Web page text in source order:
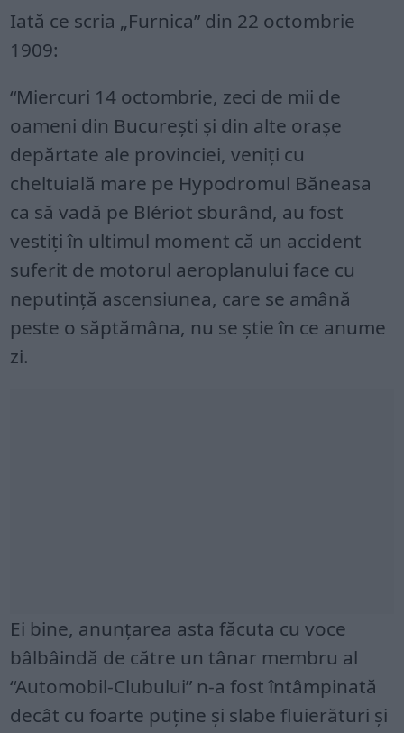
Iată ce scria „Furnica” din 22 octombrie
1909:
“Miercuri 14 octombrie, zeci de mii de
oameni din Bucureşti şi din alte oraşe
depărtate ale provinciei, veniţi cu
cheltuială mare pe Hypodromul Băneasa
ca să vadă pe Blériot sburând, au fost
vestiţi în ultimul moment că un accident
suferit de motorul aeroplanului face cu
neputinţă ascensiunea, care se amână
peste o săptămâna, nu se ştie în ce anume
zi.
Ei bine, anunţarea asta făcuta cu voce
bâlbâindă de către un tânar membru al
“Automobil-Clubului” n-a fost întâmpinată
decât cu foarte puţine şi slabe fluierături şi